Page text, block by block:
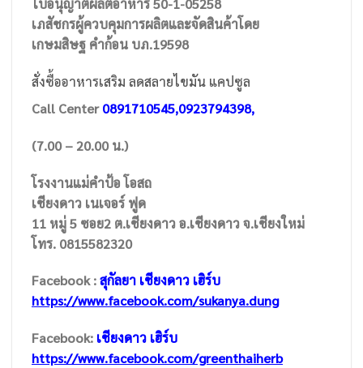
ใบอนุญาติผลิตอาหาร 50-1-05258
เภสัชกรผู้ควบคุมการผลิตและจัดสินค้าโดย
เกษมสิษฐ คำก้อน บภ.19598
สั่งซื้ออาหารเสริม ลดสลายไขมัน แคปซูล
Call Center0891710545,0923794398,
(7.00 – 20.00 น.)
โรงงานแม่คำป้อ โอสถ
เชียงดาว เนเจอร์ ฟูด
11 หมู่ 5 ซอย2 ต.เชียงดาว อ.เชียงดาว จ.เชียงใหม่
โทร. 0815582320
Facebook :สุกัลยา เชียงดาว เฮิร์บ
https://www.facebook.com/sukanya.dung
Facebook: เชียงดาว เฮิร์บ
https://www.facebook.com/greenthaiherb